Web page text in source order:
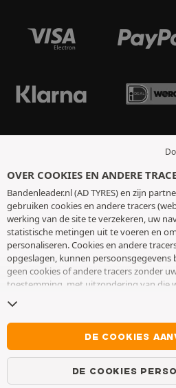
OVER COOKIES EN ANDERE
Bandenleader.nl (AD TYRES) en zijn
gebruiken cookies en andere tracers
werking van de site te verzekeren, uw
statistische metingen uit te voeren en
personaliseren. Cookies en andere
opgeslagen, kunnen persoonsgegevens
geen cookies of andere tracers zonder
toestemming, met uitzondering van die
toestemming op elk moment intrekken
cookies en andere tracerste gaan. U
surfen zonder het deponeren van
aanvaarden. Weigering verhindert de
TYRES. Voor meer informatie,
DE COOKIES
DE COOKIES